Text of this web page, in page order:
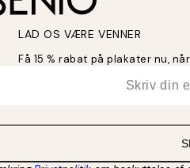
LAD OS VÆRE VENNER
Få 15 % rabat på plakater nu,